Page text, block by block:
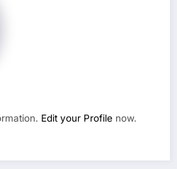
Edit your Profile now.